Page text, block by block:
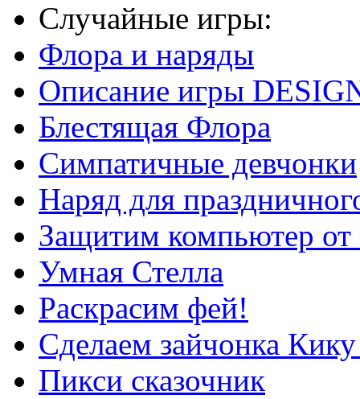
Случайные игры:
Флора и наряды
Описание игры
Блестящая Флора
Симпатичные девчонки
Наряд для
Защитим компьютер от
Умная Стелла
Раскрасим фей!
Сделаем зайчонка
Пикси сказочник